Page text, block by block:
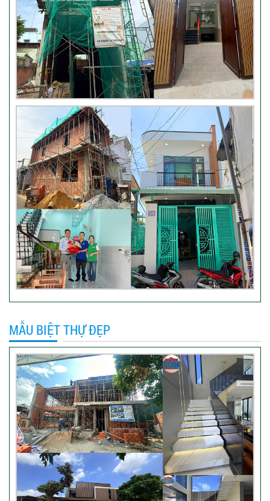
Thi công móng nhà có sàn
vượt nhịp tại Hóc Môn
Đánh giá của khách hàng xây
nhà 3 tầng tại Thủ Đức
Video đánh giá của khách hàng
anh Hào Quận Gò Vấp-Xây
nhà trọn gói
VIDEO đánh giá của khách
hàng xây nhà trọn gói tại TP
Thủ Đức
Video hình ảnh thi công nhà
anh Hiếu
Video bàn giao nhà chị
MẪU BIỆT THỰ ĐẸP